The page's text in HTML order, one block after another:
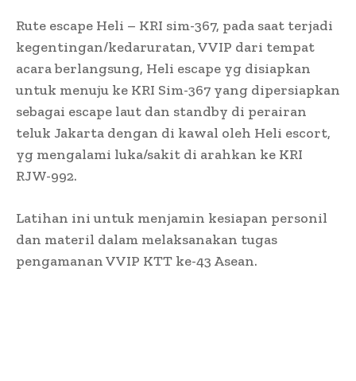
Rute escape Heli – KRI sim-367, pada saat terjadi
kegentingan/kedaruratan, VVIP dari tempat
acara berlangsung, Heli escape yg disiapkan
untuk menuju ke KRI Sim-367 yang dipersiapkan
sebagai escape laut dan standby di perairan
teluk Jakarta dengan di kawal oleh Heli escort,
yg mengalami luka/sakit di arahkan ke KRI
RJW-992.
Latihan ini untuk menjamin kesiapan personil
dan materil dalam melaksanakan tugas
pengamanan VVIP KTT ke-43 Asean.